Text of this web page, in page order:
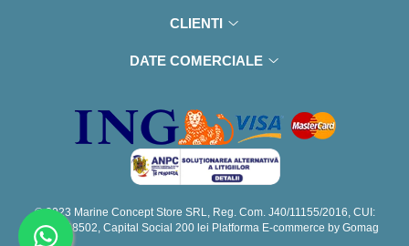
CLIENTI
DATE COMERCIALE
© 2023 Marine Concept Store SRL, Reg. Com. J40/11155/2016, CUI:
RO36448502, Capital Social 200 lei Platforma E-commerce by Gomag